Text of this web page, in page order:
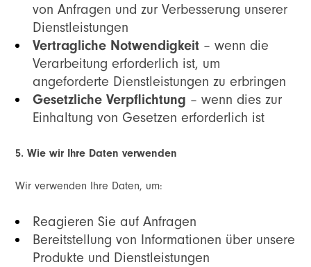
von Anfragen und zur Verbesserung unserer
Dienstleistungen
Vertragliche Notwendigkeit – wenn die
Verarbeitung erforderlich ist, um
angeforderte Dienstleistungen zu erbringen
Gesetzliche Verpflichtung – wenn dies zur
Einhaltung von Gesetzen erforderlich ist
5. Wie wir Ihre Daten verwenden
Wir verwenden Ihre Daten, um:
Reagieren Sie auf Anfragen
Bereitstellung von Informationen über unsere
Produkte und Dienstleistungen